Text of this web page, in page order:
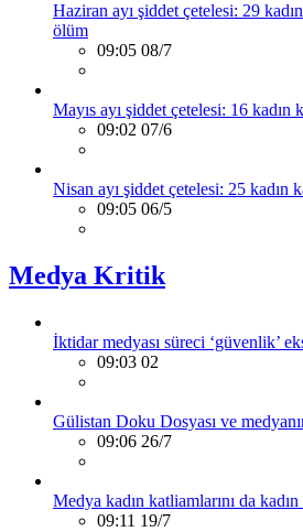
Haziran ayı şiddet çetelesi: 29
ölüm
09:05 08/7
Mayıs ayı şiddet çetelesi: 16
09:02 07/6
Nisan ayı şiddet çetelesi: 25
09:05 06/5
Medya Kritik
İktidar medyası süreci ‘güvenlik’
09:03 02
Gülistan Doku Dosyası ve
09:06 26/7
Medya kadın katliamlarını da
09:11 19/7